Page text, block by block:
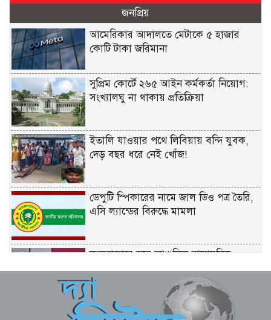
জনপ্রিয়
আমেরিকার আদালতে মেটাকে ৫ হাজার
কোটি টাকা জরিমানা
সুপ্রিম কোর্টে ২৬৫ আইন কর্মকর্তা নিয়োগ:
সংখ্যালঘু না থাকায় প্রতিক্রিয়া
ইতালি যাওয়ার পথে লিবিয়ায় বন্দি যুবক,
দেড় বছর ধরে নেই খোঁজ!
ডেপুটি স্পিকারের নামে জাল ডিও পত্র তৈরি,
এসি ল্যান্ডের বিরুদ্ধে মামলা
কক্সবাজারে হবে আঞ্চলিক রাসায়নিক
পরীক্ষাগার, কমবে মাদক মামলার জট –
স্বরাষ্ট্রমন্ত্রী
ফ্যাসিস্টের ভাষায় বলা হচ্ছে সরকারকে ৫